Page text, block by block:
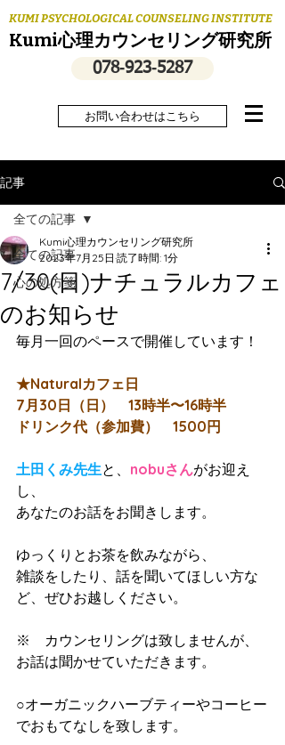
KUMI PSYCHOLOGICAL COUNSELING INSTITUTE
Kumi心理カウンセリング研究所
078‐923‐5287
お問い合わせはこちら
記事
全ての記事
心の処方箋
全ての記事
7/30(日)ナチュラルカフェ
のお知らせ
Kumi心理カウンセリング研究所
2023年7月25日 読了時間: 1分
毎月一回のペースで開催しています！
★Naturalカフェ日
7月30日（日）　13時半〜16時半
ドリンク代（参加費）　1500円
土田くみ先生と、 nobuさんがお迎え
し、
あなたのお話をお聞きします。
ゆっくりとお茶を飲みながら、
雑談をしたり、話を聞いてほしい方な
ど、ぜひお越しください。
※　カウンセリングは致しませんが、
お話は聞かせていただきます。
○オーガニックハーブティーやコーヒー
でおもてなしを致します。